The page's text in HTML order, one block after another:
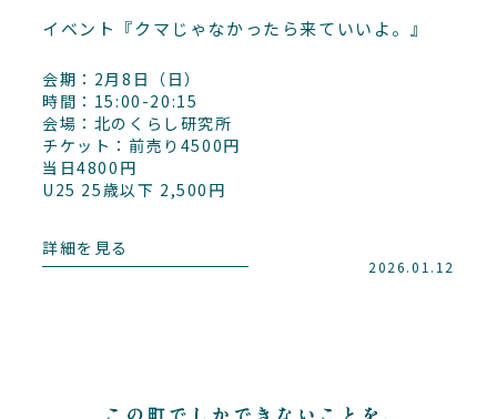
イベント『クマじゃなかったら来ていいよ。』
会期：2月8日（日）
時間：15:00-20:15
会場：北のくらし研究所
チケット：前売り4500円
当日4800円
U25 25歳以下 2,500円
詳細を見る
2026.01.12